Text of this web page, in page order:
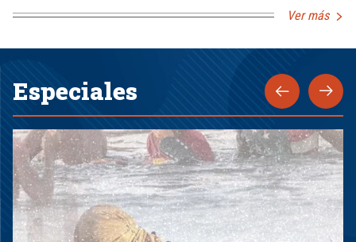
Ver más
Especiales